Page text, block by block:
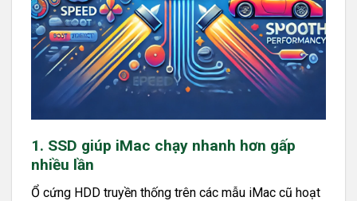
1. SSD giúp iMac chạy nhanh hơn gấp
nhiều lần
Ổ cứng HDD truyền thống trên các mẫu iMac cũ hoạt